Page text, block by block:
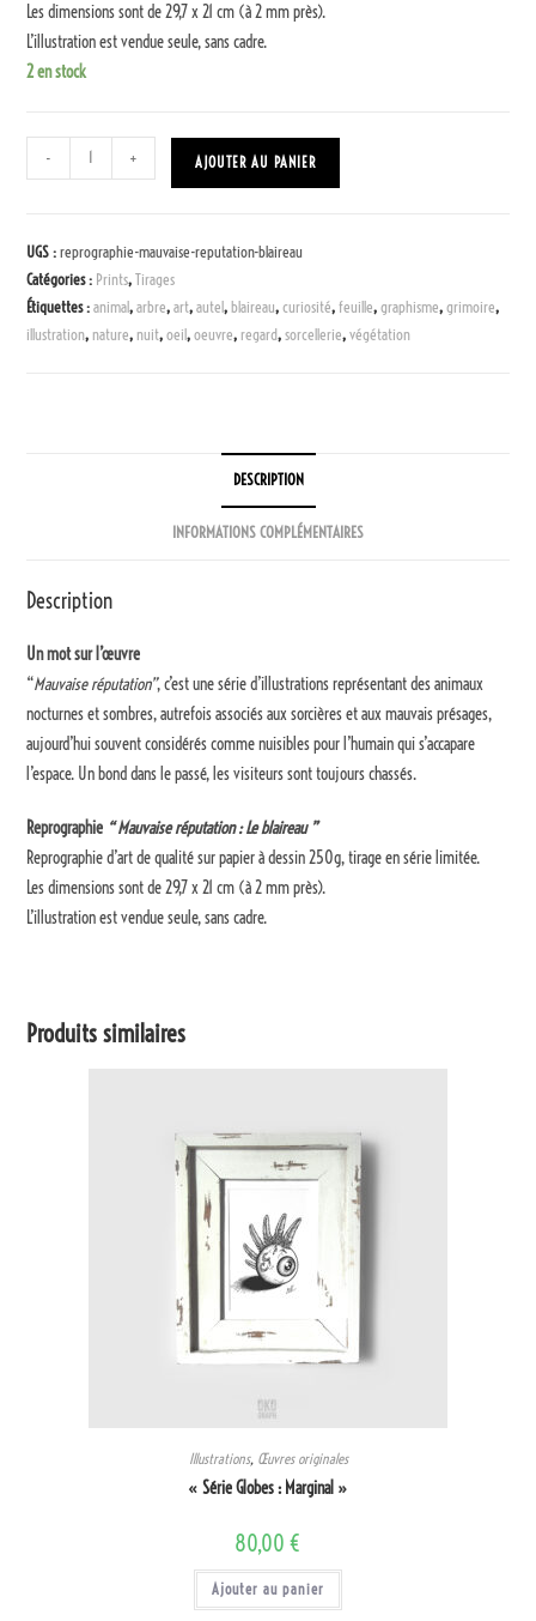
Les dimensions sont de 29,7 x 21 cm (à 2 mm près).
L’illustration est vendue seule, sans cadre.
2 en stock
- + AJOUTER AU PANIER
UGS :reprographie-mauvaise-reputation-blaireau
Catégories : Prints,Tirages
Étiquettes :animal,arbre,art,autel,blaireau,curiosité,feuille,graphisme,grimoire,
illustration, nature, nuit,oeil,oeuvre, regard,sorcellerie,végétation
DESCRIPTION
INFORMATIONS COMPLÉMENTAIRES
Description
Un mot sur l’œuvre
“Mauvaise réputation”, c’est une série d’illustrations représentant des animaux
nocturnes et sombres, autrefois associés aux sorcières et aux mauvais présages,
aujourd’hui souvent considérés comme nuisibles pour l’humain qui s’accapare
l’espace. Un bond dans le passé, les visiteurs sont toujours chassés.
Reprographie “ Mauvaise réputation : Le blaireau ”
Reprographie d’art de qualité sur papier à dessin 250g, tirage en série limitée.
Les dimensions sont de 29,7 x 21 cm (à 2 mm près).
L’illustration est vendue seule, sans cadre.
Produits similaires
Illustrations, Œuvres originales
« Série Globes : Marginal »
80,00 €
Ajouter au panier